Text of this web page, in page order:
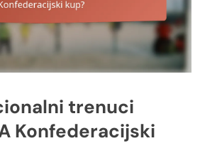
trenuci
Konfederacijski